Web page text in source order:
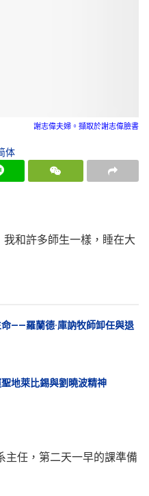
謝志偉夫婦。擷取於謝志偉臉書
体
和許多師生一樣，睡在大
——羅蘭德·庫訥牧師卸任與退
聖地萊比錫與劉曉波精神
主任，第二天一早的課準備